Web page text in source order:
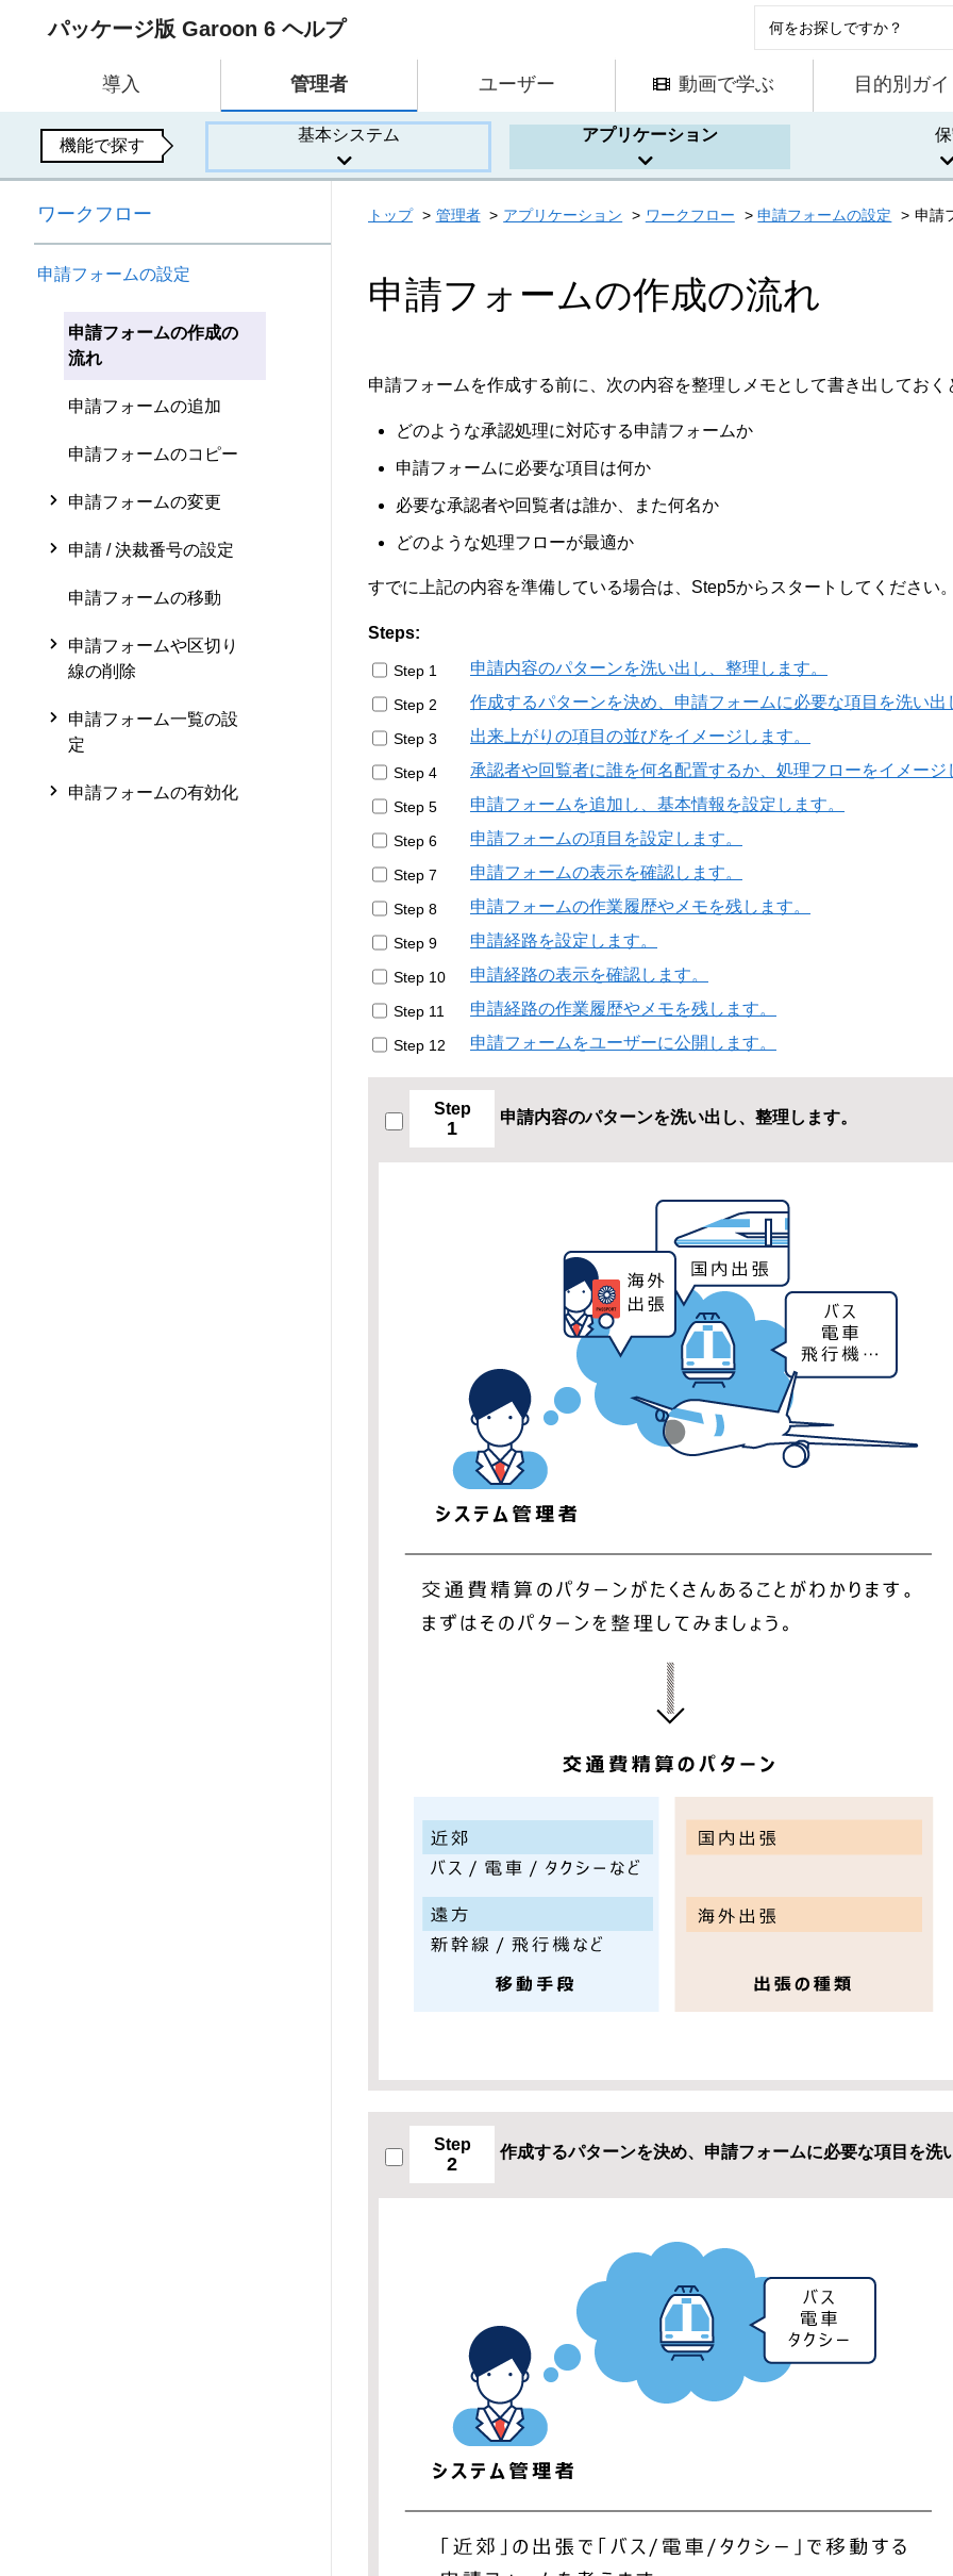
パッケージ版 Garoon 6 ヘルプ
導入 管理者 ユーザー 動画で学ぶ 目的別ガイ
機能で探す
基本システム アプリケーション
ワークフロー
申請フォームの設定
申請フォームの作成の
流れ
申請フォームの追加
申請フォームのコピー
申請フォームの変更
申請 / 決裁番号の設定
申請フォームの移動
申請フォームや区切り
線の削除
申請フォーム一覧の設
定
申請フォームの有効化
トップ 管理者 アプリケーション ワークフロー 申請フォームの設定 申請
申請フォームの作成の流れ
申請フォームを作成する前に、次の内容を整理しメモとして書き出しておく
どのような承認処理に対応する申請フォームか
申請フォームに必要な項目は何か
必要な承認者や回覧者は誰か、また何名か
どのような処理フローが最適か
すでに上記の内容を準備している場合は、Step5からスタートしてください。
Steps:
Step 1 申請内容のパターンを洗い出し、整理します。
Step 2 作成するパターンを決め、申請フォームに必要な項目を洗い出
Step 3 出来上がりの項目の並びをイメージします。
Step 4 承認者や回覧者に誰を何名配置するか、処理フローをイメージ
Step 5 申請フォームを追加し、基本情報を設定します。
Step 6 申請フォームの項目を設定します。
Step 7 申請フォームの表示を確認します。
Step 8 申請フォームの作業履歴やメモを残します。
Step 9 申請経路を設定します。
Step 10 申請経路の表示を確認します。
Step 11 申請経路の作業履歴やメモを残します。
Step 12 申請フォームをユーザーに公開します。
Step
1
申請内容のパターンを洗い出し、整理します。
Step
2
作成するパターンを決め、申請フォームに必要な項目を洗